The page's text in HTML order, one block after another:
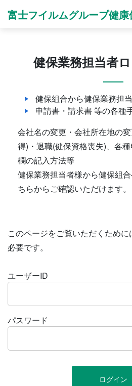
富士フイルムグループ健
健保業務担当者
健保組合から健保業務担
申請書・請求書 等の各種
会社名の変更・会社所在地の
得)・退職(健保資格喪失)、各
欄の記入方法等
健保業務担当者様から健保組
ちらからご確認いただけます。
このページをご覧いただくため
必要です。
ユーザーID
パスワード
ログイン